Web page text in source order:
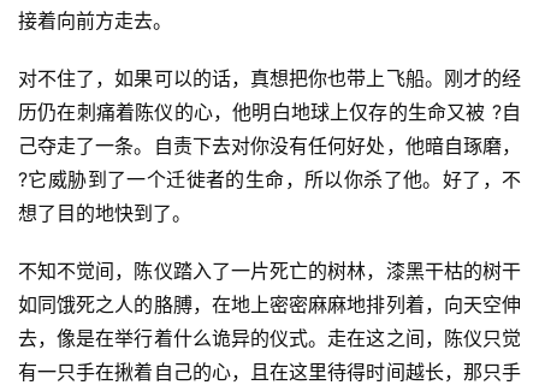
接着向前方走去。
对不住了，如果可以的话，真想把你也带上飞船。刚才的经
历仍在刺痛着陈仪的心，他明白地球上仅存的生命又被 ?自
己夺走了一条。自责下去对你没有任何好处，他暗自琢磨，
?它威胁到了一个迁徙者的生命，所以你杀了他。好了，不
想了目的地快到了。
不知不觉间，陈仪踏入了一片死亡的树林，漆黑干枯的树干
如同饿死之人的胳膊，在地上密密麻麻地排列着，向天空伸
去，像是在举行着什么诡异的仪式。走在这之间，陈仪只觉
有一只手在揪着自己的心，且在这里待得时间越长，那只手